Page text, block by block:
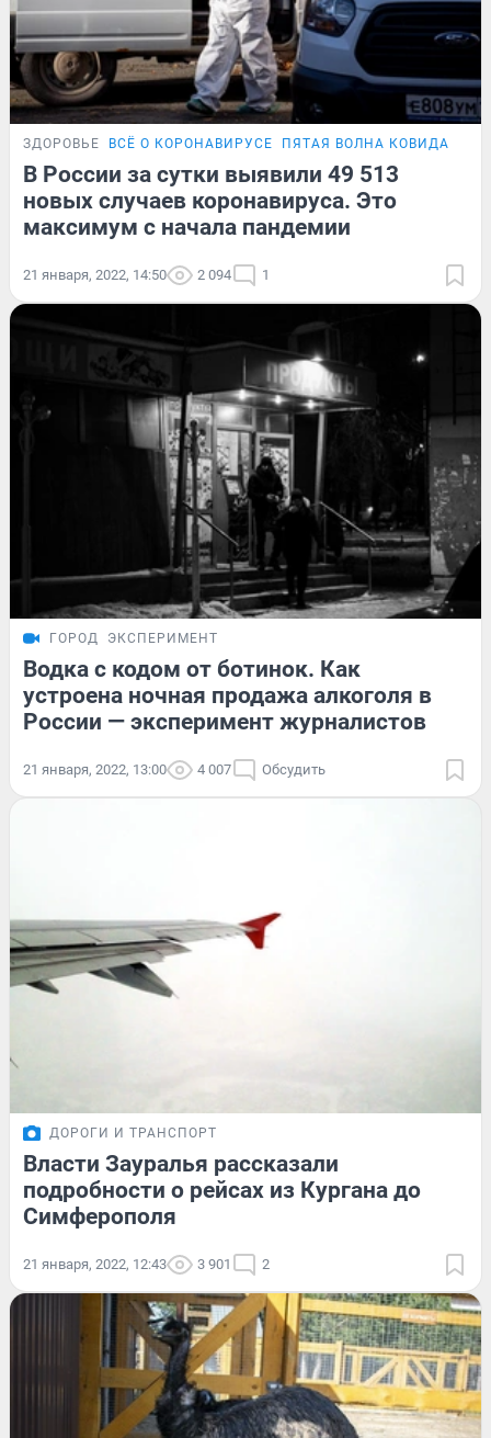
ЗДОРОВЬЕ ВСЁ О КОРОНАВИРУСЕ ПЯТАЯ ВОЛНА КОВИДА
В России за сутки выявили 49 513
новых случаев коронавируса. Это
максимум с начала пандемии
21 января, 2022, 14:50 2 094 1
ГОРОД ЭКСПЕРИМЕНТ
Водка с кодом от ботинок. Как
устроена ночная продажа алкоголя в
России — эксперимент журналистов
21 января, 2022, 13:00 4 007 Обсудить
ДОРОГИ И ТРАНСПОРТ
Власти Зауралья рассказали
подробности о рейсах из Кургана до
Симферополя
21 января, 2022, 12:43 3 901 2